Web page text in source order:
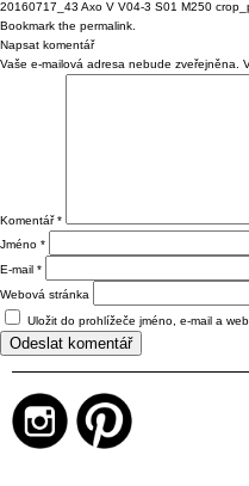
20160717_43 Axo V V04-3 S01 M250
Bookmark the permalink
Napsat komentář
Vaše e-mailová adresa nebude zveřejněna.
Komentář*
Jméno *
E-mail *
Webová stránka
Uložit do prohlížeče jméno, e-mail a